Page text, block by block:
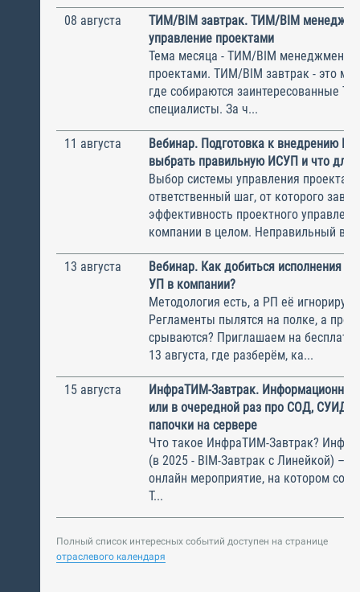
08 августа
ТИМ/BIM завтрак. ТИМ/BIM
управление проектами
Тема месяца - ТИМ/BIM менеджмент и
проектами. ТИМ/BIM завтрак - это
где собираются заинтересованные
специалисты. За ч...
11 августа
Вебинар. Подготовка к внедрению
выбрать правильную ИСУП и что для
Выбор системы управления
ответственный шаг, от которого
эффективность проектного
компании в целом. Неправильный
13 августа
Вебинар. Как добиться исполнения
УП в компании?
Методология есть, а РП её
Регламенты пылятся на полке, а
срываются? Приглашаем на
13 августа, где разберём, ка...
15 августа
ИнфраТИМ-Завтрак.
или в очередной раз про СОД, СУИД и
папочки на сервере
Что такое ИнфраТИМ-Завтрак?
(в 2025 - BIM-Завтрак с Линейкой) –
онлайн мероприятие, на котором
Т...
Полный список интересных событий доступен на странице
отраслевого календаря